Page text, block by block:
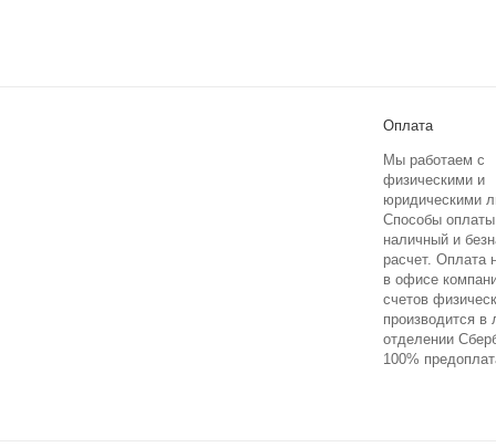
Оплата
Мы работаем с
физическими и
юридическими
Способы
наличный и
расчет. Оплата
в офисе
счетов
производится
отделении
100%